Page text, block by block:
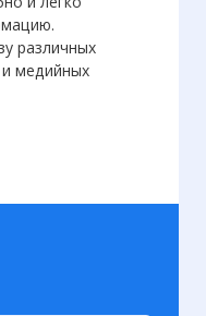
различных
медийных